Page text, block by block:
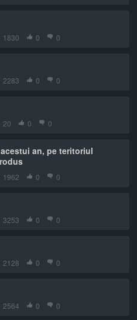
1830 0 0
2283 0 0
20 0 0
an, pe teritoriul
1962 0 0
3253 0 0
2128 0 0
2564 0 0